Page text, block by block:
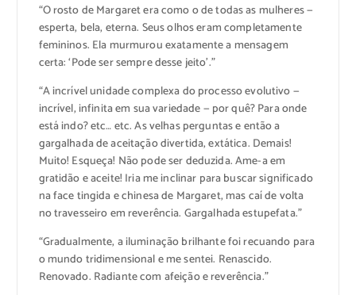
“O rosto de Margaret era como o de todas as mulheres —
esperta, bela, eterna. Seus olhos eram completamente
femininos. Ela murmurou exatamente a mensagem
certa: ‘Pode ser sempre desse jeito’.”
“A incrível unidade complexa do processo evolutivo —
incrível, infinita em sua variedade — por quê? Para onde
está indo? etc… etc. As velhas perguntas e então a
gargalhada de aceitação divertida, extática. Demais!
Muito! Esqueça! Não pode ser deduzida. Ame-a em
gratidão e aceite! Iria me inclinar para buscar significado
na face tingida e chinesa de Margaret, mas caí de volta
no travesseiro em reverência. Gargalhada estupefata.”
“Gradualmente, a iluminação brilhante foi recuando para
o mundo tridimensional e me sentei. Renascido.
Renovado. Radiante com afeição e reverência.”